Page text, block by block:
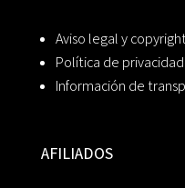
Aviso legal y
Política de
Información de
AFILIADOS